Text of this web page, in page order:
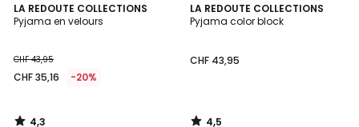
LA REDOUTE COLLECTIONS
Pyjama en velours
CHF 43,95
CHF 35,16 -20%
4,3
/ 5
4,3
LA REDOUTE COLLECTIONS
Pyjama color block
CHF 43,95
4,5
/ 5
4,5